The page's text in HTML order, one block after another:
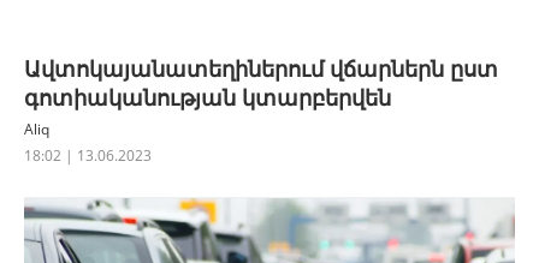
Ավտոկայանատեղիներում վճարներն ըստ
գոտիականության կտարբերվեն
Aliq
18:02 | 13.06.2023